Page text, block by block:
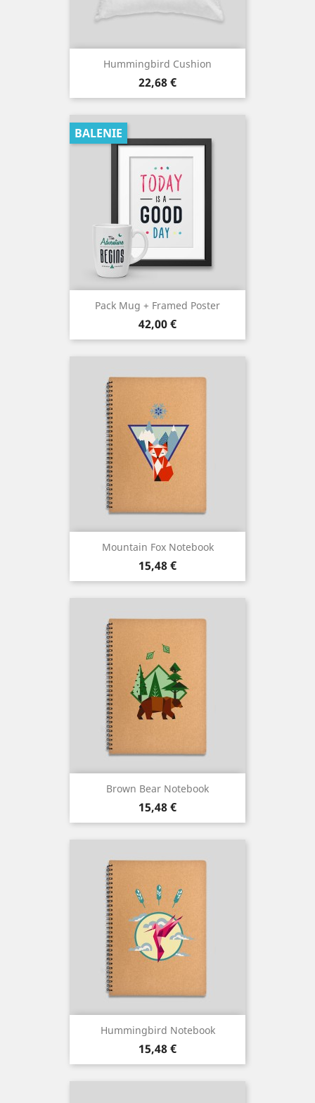
Hummingbird Cushion
Cena
22,68 €
Pack Mug + Framed Poster
Cena
42,00 €
BALENIE
Mountain Fox Notebook
Cena
15,48 €
Brown Bear Notebook
Cena
15,48 €
Hummingbird Notebook
Cena
15,48 €